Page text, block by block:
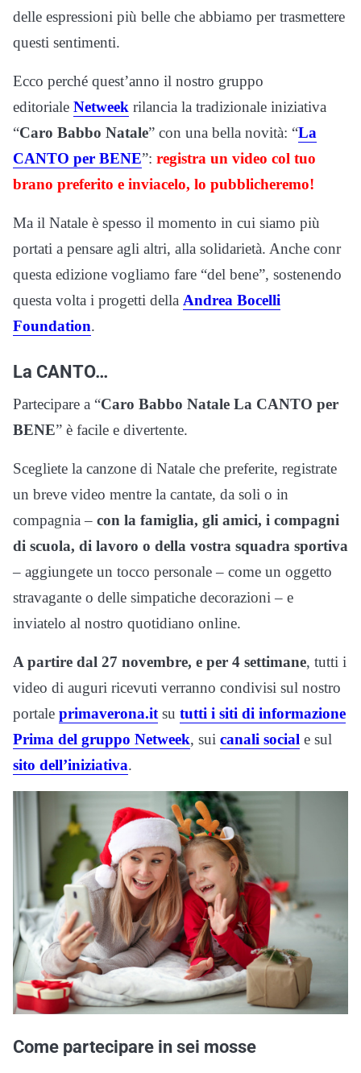
delle espressioni più belle che abbiamo per trasmettere
questi sentimenti.
Ecco perché quest’anno il nostro gruppo
editoriale Netweek rilancia la tradizionale iniziativa
“Caro Babbo Natale” con una bella novità: “La
CANTO per BENE”: registra un video col tuo
brano preferito e inviacelo, lo pubblicheremo!
Ma il Natale è spesso il momento in cui siamo più
portati a pensare agli altri, alla solidarietà. Anche conr
questa edizione vogliamo fare “del bene”, sostenendo
questa volta i progetti della Andrea Bocelli
Foundation.
La CANTO…
Partecipare a “Caro Babbo Natale La CANTO per
BENE” è facile e divertente.
Scegliete la canzone di Natale che preferite, registrate
un breve video mentre la cantate, da soli o in
compagnia – con la famiglia, gli amici, i compagni
di scuola, di lavoro o della vostra squadra sportiva
– aggiungete un tocco personale – come un oggetto
stravagante o delle simpatiche decorazioni – e
inviatelo al nostro quotidiano online.
A partire dal 27 novembre, e per 4 settimane, tutti i
video di auguri ricevuti verranno condivisi sul nostro
portale primaverona.it su tutti i siti di informazione
Prima del gruppo Netweek, sui canali social e sul
sito dell’iniziativa.
Come partecipare in sei mosse